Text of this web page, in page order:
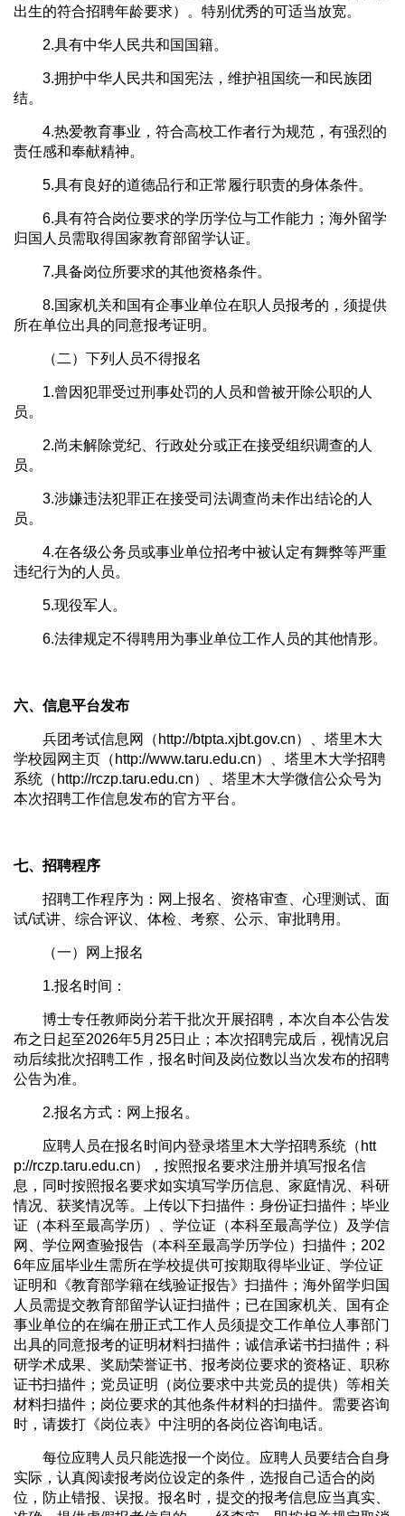
出生的符合招聘年龄要求）。特别优秀的可适当放宽。
2.具有中华人民共和国国籍。
3.拥护中华人民共和国宪法，维护祖国统一和民族团
结。
4.热爱教育事业，符合高校工作者行为规范，有强烈的
责任感和奉献精神。
5.具有良好的道德品行和正常履行职责的身体条件。
6.具有符合岗位要求的学历学位与工作能力；海外留学
归国人员需取得国家教育部留学认证。
7.具备岗位所要求的其他资格条件。
8.国家机关和国有企事业单位在职人员报考的，须提供
所在单位出具的同意报考证明。
（二）下列人员不得报名
1.曾因犯罪受过刑事处罚的人员和曾被开除公职的人
员。
2.尚未解除党纪、行政处分或正在接受组织调查的人
员。
3.涉嫌违法犯罪正在接受司法调查尚未作出结论的人
员。
4.在各级公务员或事业单位招考中被认定有舞弊等严重
违纪行为的人员。
5.现役军人。
6.法律规定不得聘用为事业单位工作人员的其他情形。
六、信息平台发布
兵团考试信息网（http://btpta.xjbt.gov.cn）、塔里木大
学校园网主页（http://www.taru.edu.cn）、塔里木大学招聘
系统（http://rczp.taru.edu.cn）、塔里木大学微信公众号为
本次招聘工作信息发布的官方平台。
七、招聘程序
招聘工作程序为：网上报名、资格审查、心理测试、面
试/试讲、综合评议、体检、考察、公示、审批聘用。
（一）网上报名
1.报名时间：
博士专任教师岗分若干批次开展招聘，本次自本公告发
布之日起至2026年5月25日止；本次招聘完成后，视情况启
动后续批次招聘工作，报名时间及岗位数以当次发布的招聘
公告为准。
2.报名方式：网上报名。
应聘人员在报名时间内登录塔里木大学招聘系统（htt
p://rczp.taru.edu.cn），按照报名要求注册并填写报名信
息，同时按照报名要求如实填写学历信息、家庭情况、科研
情况、获奖情况等。上传以下扫描件：身份证扫描件；毕业
证（本科至最高学历）、学位证（本科至最高学位）及学信
网、学位网查验报告（本科至最高学历学位）扫描件；202
6年应届毕业生需所在学校提供可按期取得毕业证、学位证
证明和《教育部学籍在线验证报告》扫描件；海外留学归国
人员需提交教育部留学认证扫描件；已在国家机关、国有企
事业单位的在编在册正式工作人员须提交工作单位人事部门
出具的同意报考的证明材料扫描件；诚信承诺书扫描件；科
研学术成果、奖励荣誉证书、报考岗位要求的资格证、职称
证书扫描件；党员证明（岗位要求中共党员的提供）等相关
材料扫描件；岗位要求的其他条件材料的扫描件。需要咨询
时，请拨打《岗位表》中注明的各岗位咨询电话。
每位应聘人员只能选报一个岗位。应聘人员要结合自身
实际，认真阅读报考岗位设定的条件，选报自己适合的岗
位，防止错报、误报。报名时，提交的报考信息应当真实、